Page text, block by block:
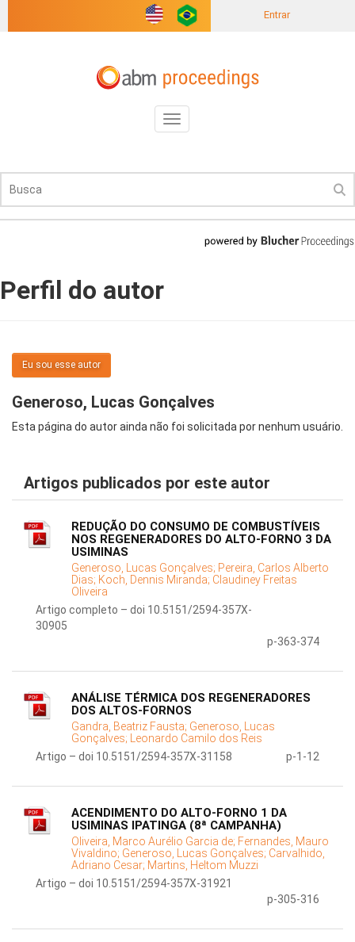
Entrar
Toggle
navigation
Perfil do autor
Eu sou esse autor
Generoso, Lucas Gonçalves
Esta página do autor ainda não foi solicitada por nenhum usuário.
Artigos publicados por este autor
REDUÇÃO DO CONSUMO DE COMBUSTÍVEIS
NOS REGENERADORES DO ALTO-FORNO 3 DA
USIMINAS
Generoso, Lucas Gonçalves; Pereira, Carlos Alberto
Dias; Koch, Dennis Miranda; Claudiney Freitas
Oliveira
Artigo completo – doi 10.5151/2594-357X-
30905
p-363-374
ANÁLISE TÉRMICA DOS REGENERADORES
DOS ALTOS-FORNOS
Gandra, Beatriz Fausta; Generoso, Lucas
Gonçalves; Leonardo Camilo dos Reis
Artigo – doi 10.5151/2594-357X-31158
p-1-12
ACENDIMENTO DO ALTO-FORNO 1 DA
USIMINAS IPATINGA (8ª CAMPANHA)
Oliveira, Marco Aurélio Garcia de; Fernandes, Mauro
Vivaldino; Generoso, Lucas Gonçalves; Carvalhido,
Adriano Cesar; Martins, Heltom Muzzi
Artigo – doi 10.5151/2594-357X-31921
p-305-316